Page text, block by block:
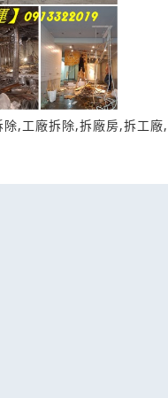
除,工廠拆除,拆廠房,拆工廠